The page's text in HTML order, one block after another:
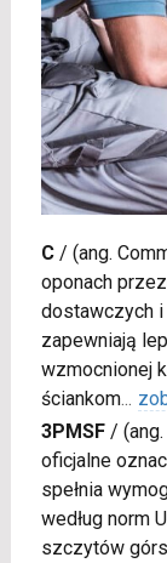
C/ (ang.
oponach
dostawczych i
zapewniają
wzmocnionej
ściankom...
3PMSF/
oficjalne
spełnia
według norm
szczytów